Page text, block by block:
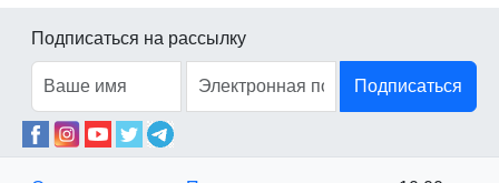
Подписаться на рассылку
Подписаться